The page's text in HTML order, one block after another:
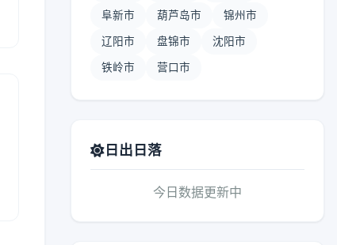
阜新市 葫芦岛市 锦州市
辽阳市 盘锦市 沈阳市
铁岭市 营口市
日出日落
今日数据更新中